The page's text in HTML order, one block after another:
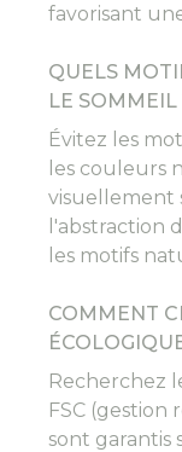
favorisant
QUELS
LE SOMMEIL
Évitez les
les couleurs
visuellement
l'abstraction
les motifs
COMMENT
Recherchez
FSC (gestion
sont garantis